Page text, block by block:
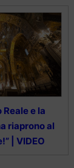
e la
riaprono al
| VIDEO